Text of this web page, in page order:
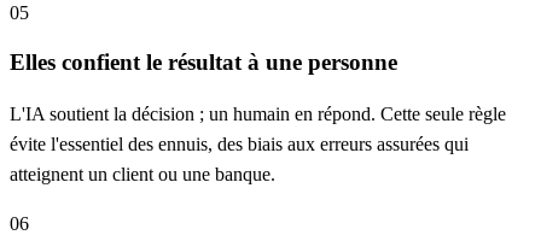
05
Elles confient le résultat à une personne
L'IA soutient la décision ; un humain en répond. Cette seule règle
évite l'essentiel des ennuis, des biais aux erreurs assurées qui
atteignent un client ou une banque.
06